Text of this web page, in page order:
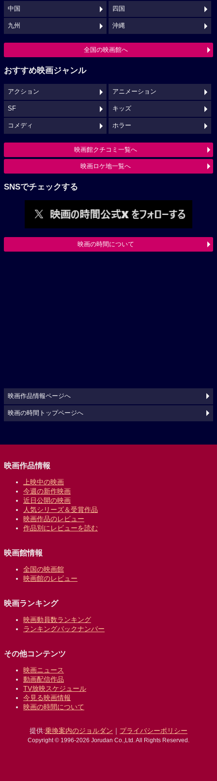
中国 四国
九州 沖縄
全国の映画館へ
おすすめ映画ジャンル
アクション アニメーション
SF キッズ
コメディ ホラー
映画館クチコミ一覧へ
映画ロケ地一覧へ
SNSでチェックする
映画の時間について
映画作品情報ページへ
映画の時間トップページへ
映画作品情報
上映中の映画
今週の新作映画
近日公開の映画
人気シリーズ＆受賞作品
映画作品のレビュー
作品別にレビューを読む
映画館情報
全国の映画館
映画館のレビュー
映画ランキング
映画動員数ランキング
ランキングバックナンバー
その他コンテンツ
映画ニュース
動画配信作品
TV放映スケジュール
今見る映画情報
映画の時間について
提供:乗換案内のジョルダン ｜ プライバシーポリシー
Copyright © 1996-2026 Jorudan Co.,Ltd. All Rights Reserved.